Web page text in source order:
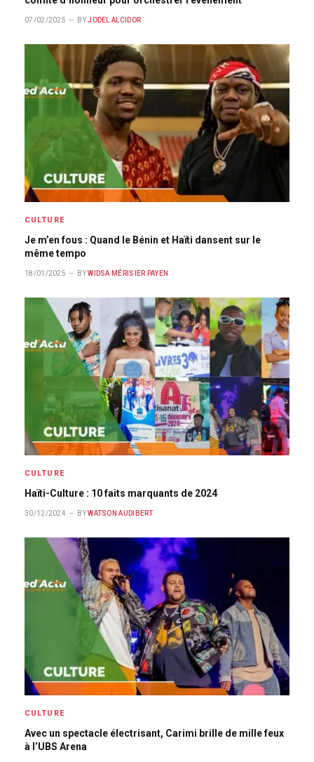
07/02/2025 BY JODEL ALCIDOR
CULTURE
Je m’en fous : Quand le Bénin et Haïti dansent sur le
même tempo
18/01/2025 BY WIDSA MÉRISIER PAYEN
CULTURE
Haïti-Culture : 10 faits marquants de 2024
30/12/2024 BY WATSON AUDIBERT
CULTURE
Avec un spectacle électrisant, Carimi brille de mille feux
à l’UBS Arena